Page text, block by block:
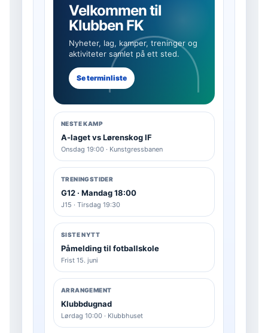
Velkommen til
Klubben FK
Nyheter, lag, kamper, treninger og
aktiviteter samlet på ett sted.
Se terminliste
NESTE KAMP
A-laget vs Lørenskog IF
Onsdag 19:00 · Kunstgressbanen
TRENINGSTIDER
G12 · Mandag 18:00
J15 · Tirsdag 19:30
SISTE NYTT
Påmelding til fotballskole
Frist 15. juni
ARRANGEMENT
Klubbdugnad
Lørdag 10:00 · Klubbhuset